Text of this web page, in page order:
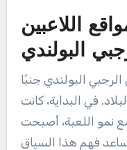
اللاعبين
البولندي
البولندي جنبًا
في البداية، كانت
نمو اللعبة، أصبحت
فهم هذا السياق